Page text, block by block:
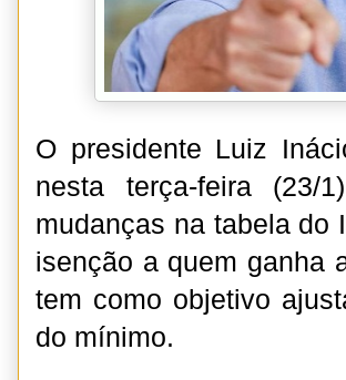
O presidente Luiz
nesta terça-feira (23/
mudanças na tabela do
isenção a quem ganha
tem como objetivo
do mínimo.